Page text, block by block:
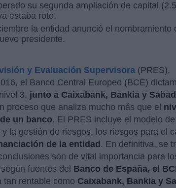
su segunda ampliación de capital
estaba roto.
la entidad anunció el nombramiento
presidente.
y Evaluación Supervisora (PRES),
el Banco Central Europeo (BCE)
3, junto a Caixabank, Bankia y
proceso que analiza mucho más que el
un banco. El PRES incluye el modelo de
la gestión de riesgos, los riesgos para el
de la entidad . En definitiva, se
son de vital importancia para
fuentes del Banco de España, el
tan rentable como Caixabank, Bankia y